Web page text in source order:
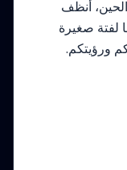
الحين، أنظف
لفتة صغيرة
ورؤيتكم.